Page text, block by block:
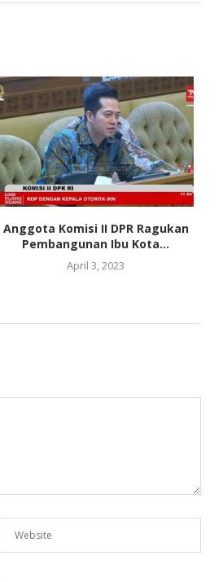
Anggota Komisi II DPR Ragukan
Pembangunan Ibu Kota...
April 3, 2023